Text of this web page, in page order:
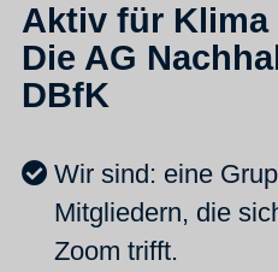
Aktiv für Klima
Die AG
DBfK
Wir sind: eine
Mitgliedern, die
Zoom trifft.